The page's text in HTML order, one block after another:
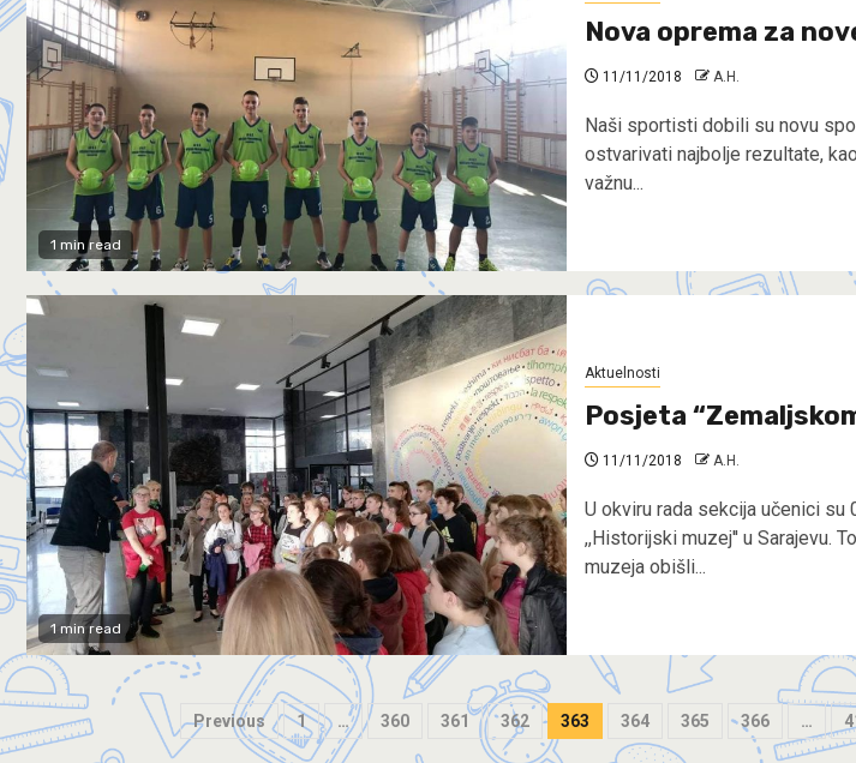
1 min read
Nova oprema za
11/11/2018 A.H.
Naši sportisti dobili su novu
ostvarivati najbolje rezultate,
važnu...
1 min read
Aktuelnosti
Posjeta
11/11/2018 A.H.
U okviru rada sekcija učenici
,,Historijski muzej'' u Sarajevu.
muzeja obišli...
Previous 1 … 360 361 362 363 364 365 366 …